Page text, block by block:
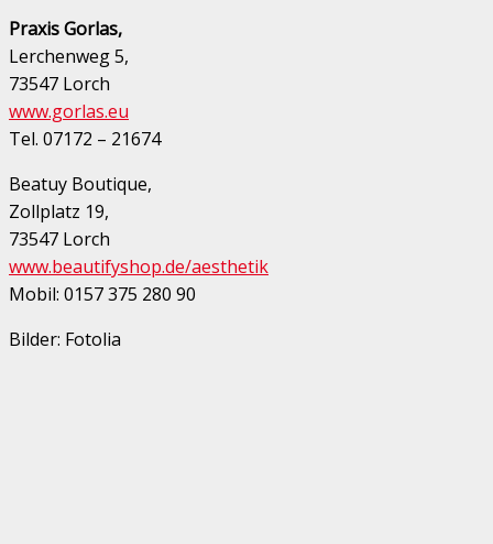
Praxis Gorlas,
Lerchenweg 5,
73547 Lorch
www.gorlas.eu
Tel. 07172 – 21674
Beatuy Boutique,
Zollplatz 19,
73547 Lorch
www.beautifyshop.de/aesthetik
Mobil: 0157 375 280 90
Bilder: Fotolia